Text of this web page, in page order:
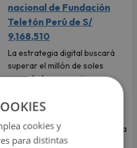
nacional de Fundación
Teletón Perú de S/
9,168,510
La estrategia digital buscará
superar el millón de soles
recaudado en su primera
campaña con la participación
Ignacio Baladán, Natalia Segura
“La Segura”, Natalie Vértiz y
cookies y
para distintas